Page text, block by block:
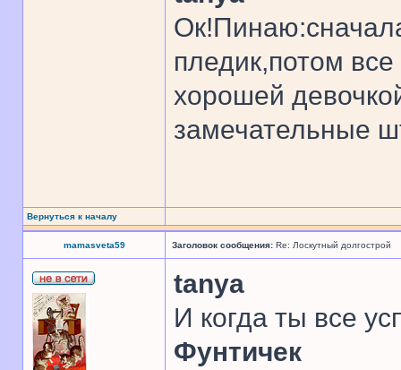
пледик,потом
хорошей
замечательные
Вернуться к началу
mamasveta59 Заголовок сообщения: Re: Лоскутный долгострой
tanya
И когда ты все
Фунтичек